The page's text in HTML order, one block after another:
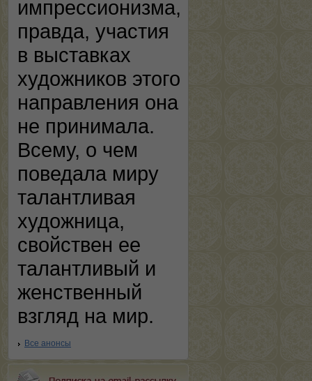
импрессионизма,
правда, участия
в выставках
художников этого
направления она
не принимала.
Всему, о чем
поведала миру
талантливая
художница,
свойствен ее
талантливый и
женственный
взгляд на мир.
Все анонсы